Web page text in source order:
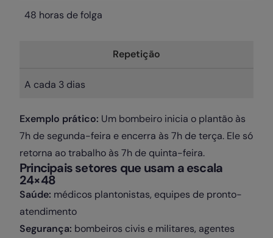
48 horas de folga
Repetição
A cada 3 dias
Exemplo prático: Um bombeiro inicia o plantão às
7h de segunda-feira e encerra às 7h de terça. Ele só
retorna ao trabalho às 7h de quinta-feira.
Principais setores que usam a escala
24×48
Saúde: médicos plantonistas, equipes de pronto-
atendimento
Segurança: bombeiros civis e militares, agentes